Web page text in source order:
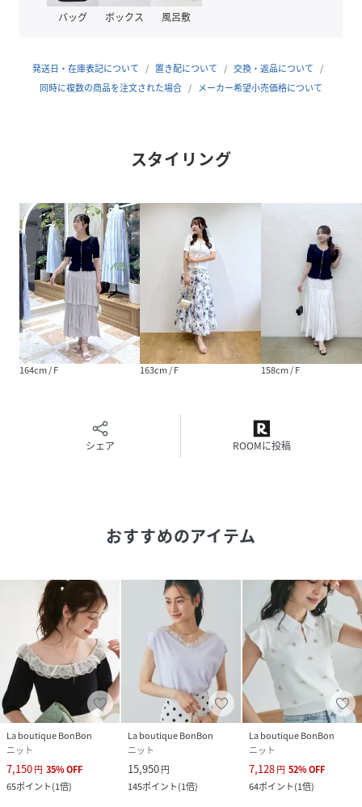
・大き目襟で小顔効果
●コーディネート
人のきれいめカジュアルにも活躍します。
休日スタイル 韓国ファッション
オフィスカジュアル 空港コーデ
夏コーデ ライブ参戦服
カジュアルコーデ 旅行コーデ
洗濯方法：手洗い
透け感：ホワイトのみややあり
光沢：なし
裏地：なし
サイズ
品番
SD8298_LBZ1061705A0001
LBZ1061705A0001-k-2 SD8298
バッグ ボックス 風呂敷
発送日・在庫表記について 置き配について
交換・返品について
同時に複数の商品を注文された場合
メーカー希望小売価格について
スタイリング
164cm / F 163cm / F 158cm / F
シェア ROOMに投稿
おすすめのアイテム
La boutique BonBon
ニット
7,150円 35%OFF
65ポイント(1倍)
La boutique BonBon
ニット
15,950円
145ポイント(1倍)
La boutique BonBon
ニット
7,128円 52%OFF
64ポイント(1倍)